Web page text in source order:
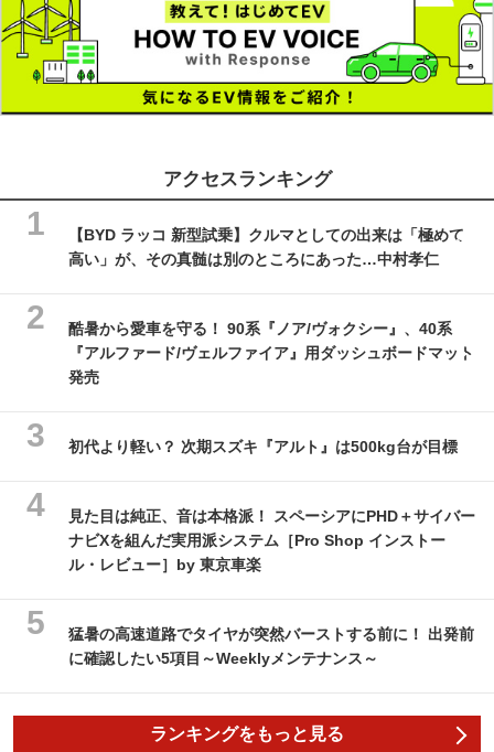
アクセスランキング
【BYD ラッコ 新型試乗】クルマとしての出来は「極めて
高い」が、その真髄は別のところにあった…中村孝仁
酷暑から愛車を守る！ 90系『ノア/ヴォクシー』、40系
『アルファード/ヴェルファイア』用ダッシュボードマット
発売
初代より軽い？ 次期スズキ『アルト』は500kg台が目標
見た目は純正、音は本格派！ スペーシアにPHD＋サイバー
ナビXを組んだ実用派システム［Pro Shop インストー
ル・レビュー］by 東京車楽
猛暑の高速道路でタイヤが突然バーストする前に！ 出発前
に確認したい5項目～Weeklyメンテナンス～
ランキングをもっと見る